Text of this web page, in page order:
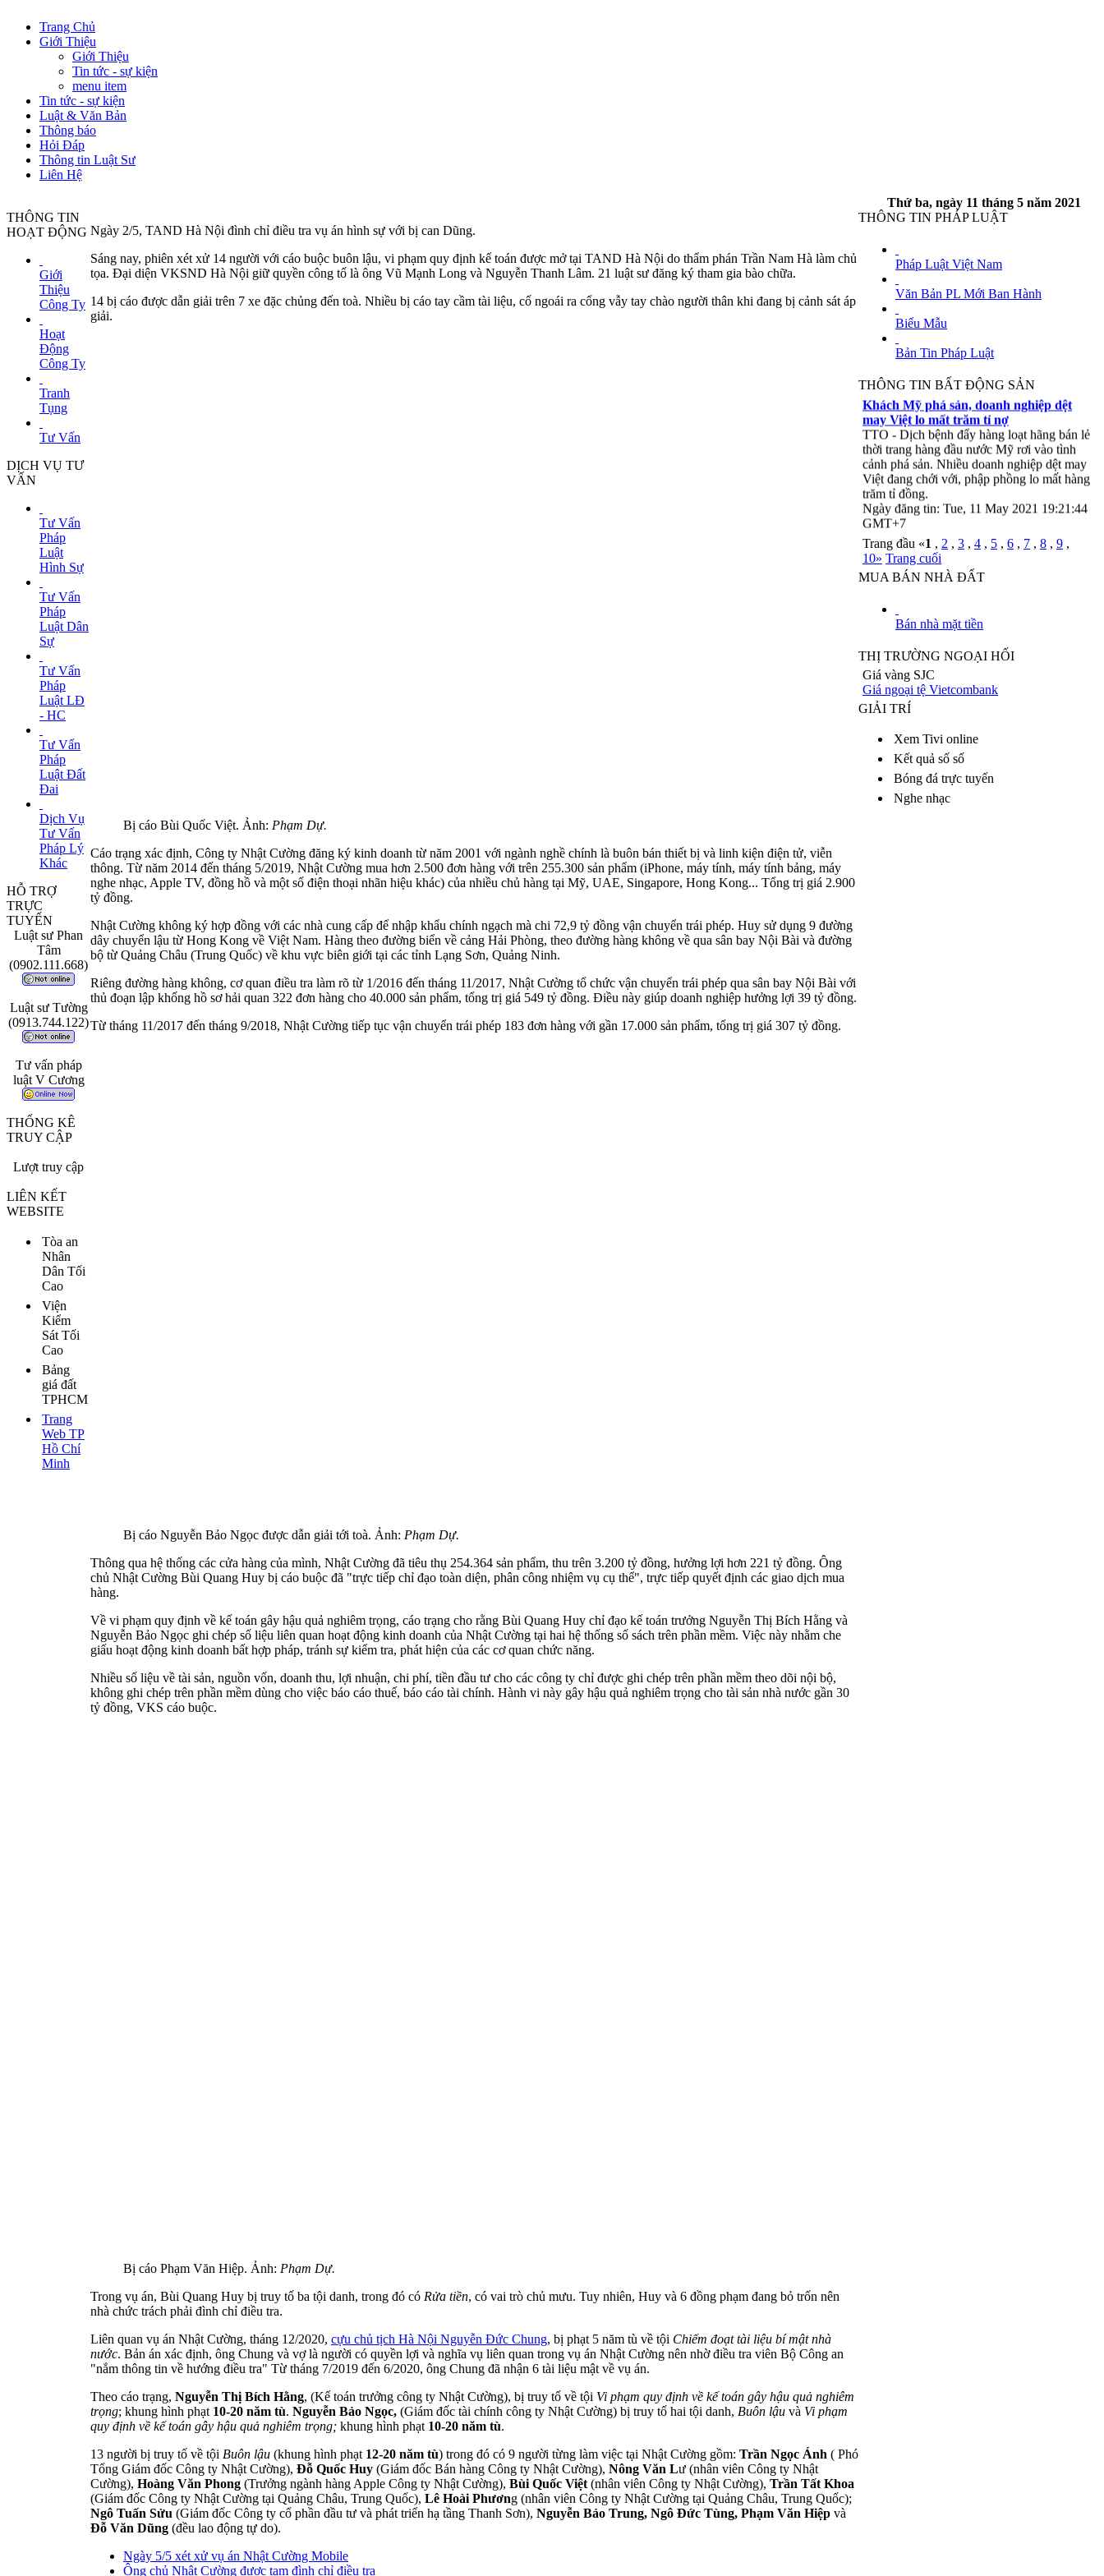
Trang Chủ
Giới Thiệu
Giới Thiệu
Tin tức - sự kiện
menu item
Tin tức - sự kiện
Luật & Văn Bản
Thông báo
Hỏi Đáp
Thông tin Luật Sư
Liên Hệ
Thứ ba, ngày 11 tháng 5 năm 2021
THÔNG TIN
HOẠT ĐỘNG
Giới
Thiệu
Công Ty
Hoạt
Động
Công Ty
Tranh
Tụng
Tư Vấn
DỊCH VỤ TƯ
VẤN
Tư Vấn
Pháp
Luật
Hình Sự
Tư Vấn
Pháp
Luật Dân
Sự
Tư Vấn
Pháp
Luật LĐ
- HC
Tư Vấn
Pháp
Luật Đất
Đai
Dịch Vụ
Tư Vấn
Pháp Lý
Khác
HỖ TRỢ
TRỰC
TUYẾN
Luật sư Phan
Tâm
(0902.111.668)
Luật sư Tường
(0913.744.122)
Tư vấn pháp
luật V Cương
THỐNG KÊ
TRUY CẬP
Lượt truy cập
LIÊN KẾT
WEBSITE
Tòa an
Nhân
Dân Tối
Cao
Viện
Kiểm
Sát Tối
Cao
Bảng
giá đất
TPHCM
Trang
Web TP
Hồ Chí
Minh
Ngày 2/5, TAND Hà Nội đình chỉ điều tra vụ án hình sự với bị can Dũng.
Sáng nay, phiên xét xử 14 người với cáo buộc buôn lậu, vi phạm quy định kế toán được mở tại TAND Hà Nội do thẩm phán Trần Nam Hà làm chủ
tọa. Đại diện VKSND Hà Nội giữ quyền công tố là ông Vũ Mạnh Long và Nguyễn Thanh Lâm. 21 luật sư đăng ký tham gia bào chữa.
14 bị cáo được dẫn giải trên 7 xe đặc chủng đến toà. Nhiều bị cáo tay cầm tài liệu, cố ngoái ra cổng vẫy tay chào người thân khi đang bị cảnh sát áp
giải.
Bị cáo Bùi Quốc Việt. Ảnh: Phạm Dự.
Cáo trạng xác định, Công ty Nhật Cường đăng ký kinh doanh từ năm 2001 với ngành nghề chính là buôn bán thiết bị và linh kiện điện tử, viễn
thông. Từ năm 2014 đến tháng 5/2019, Nhật Cường mua hơn 2.500 đơn hàng với trên 255.300 sản phẩm (iPhone, máy tính, máy tính bảng, máy
nghe nhạc, Apple TV, đồng hồ và một số điện thoại nhãn hiệu khác) của nhiều chủ hàng tại Mỹ, UAE, Singapore, Hong Kong... Tổng trị giá 2.900
tỷ đồng.
Nhật Cường không ký hợp đồng với các nhà cung cấp để nhập khẩu chính ngạch mà chi 72,9 tỷ đồng vận chuyển trái phép. Huy sử dụng 9 đường
dây chuyển lậu từ Hong Kong về Việt Nam. Hàng theo đường biển về cảng Hải Phòng, theo đường hàng không về qua sân bay Nội Bài và đường
bộ từ Quảng Châu (Trung Quốc) về khu vực biên giới tại các tỉnh Lạng Sơn, Quảng Ninh.
Riêng đường hàng không, cơ quan điều tra làm rõ từ 1/2016 đến tháng 11/2017, Nhật Cường tổ chức vận chuyển trái phép qua sân bay Nội Bài với
thủ đoạn lập khống hồ sơ hải quan 322 đơn hàng cho 40.000 sản phẩm, tổng trị giá 549 tỷ đồng. Điều này giúp doanh nghiệp hưởng lợi 39 tỷ đồng.
Từ tháng 11/2017 đến tháng 9/2018, Nhật Cường tiếp tục vận chuyển trái phép 183 đơn hàng với gần 17.000 sản phẩm, tổng trị giá 307 tỷ đồng.
Bị cáo Nguyễn Bảo Ngọc được dẫn giải tới toà. Ảnh: Phạm Dự.
Thông qua hệ thống các cửa hàng của mình, Nhật Cường đã tiêu thụ 254.364 sản phẩm, thu trên 3.200 tỷ đồng, hưởng lợi hơn 221 tỷ đồng. Ông
chủ Nhật Cường Bùi Quang Huy bị cáo buộc đã "trực tiếp chỉ đạo toàn diện, phân công nhiệm vụ cụ thể", trực tiếp quyết định các giao dịch mua
hàng.
Về vi phạm quy định về kế toán gây hậu quả nghiêm trọng, cáo trạng cho rằng Bùi Quang Huy chỉ đạo kế toán trưởng Nguyễn Thị Bích Hằng và
Nguyễn Bảo Ngọc ghi chép số liệu liên quan hoạt động kinh doanh của Nhật Cường tại hai hệ thống số sách trên phần mềm. Việc này nhằm che
giấu hoạt động kinh doanh bất hợp pháp, tránh sự kiểm tra, phát hiện của các cơ quan chức năng.
Nhiều số liệu về tài sản, nguồn vốn, doanh thu, lợi nhuận, chi phí, tiền đầu tư cho các công ty chỉ được ghi chép trên phần mềm theo dõi nội bộ,
không ghi chép trên phần mềm dùng cho việc báo cáo thuế, báo cáo tài chính. Hành vi này gây hậu quả nghiêm trọng cho tài sản nhà nước gần 30
tỷ đồng, VKS cáo buộc.
Bị cáo Phạm Văn Hiệp. Ảnh: Phạm Dự.
Trong vụ án, Bùi Quang Huy bị truy tố ba tội danh, trong đó có Rửa tiền, có vai trò chủ mưu. Tuy nhiên, Huy và 6 đồng phạm đang bỏ trốn nên
nhà chức trách phải đình chỉ điều tra.
Liên quan vụ án Nhật Cường, tháng 12/2020, cựu chủ tịch Hà Nội Nguyễn Đức Chung, bị phạt 5 năm tù về tội Chiếm đoạt tài liệu bí mật nhà
nước. Bản án xác định, ông Chung và vợ là người có quyền lợi và nghĩa vụ liên quan trong vụ án Nhật Cường nên nhờ điều tra viên Bộ Công an
"nắm thông tin về hướng điều tra" Từ tháng 7/2019 đến 6/2020, ông Chung đã nhận 6 tài liệu mật về vụ án.
Theo cáo trạng, Nguyễn Thị Bích Hằng, (Kế toán trưởng công ty Nhật Cường), bị truy tố về tội Vi phạm quy định về kế toán gây hậu quả nghiêm
trọng; khung hình phạt 10-20 năm tù. Nguyễn Bảo Ngọc, (Giám đốc tài chính công ty Nhật Cường) bị truy tố hai tội danh, Buôn lậu và Vi phạm
quy định về kế toán gây hậu quả nghiêm trọng; khung hình phạt 10-20 năm tù.
13 người bị truy tố về tội Buôn lậu (khung hình phạt 12-20 năm tù) trong đó có 9 người từng làm việc tại Nhật Cường gồm: Trần Ngọc Ánh ( Phó
Tổng Giám đốc Công ty Nhật Cường), Đỗ Quốc Huy (Giám đốc Bán hàng Công ty Nhật Cường), Nông Văn Lư (nhân viên Công ty Nhật
Cường), Hoàng Văn Phong (Trưởng ngành hàng Apple Công ty Nhật Cường), Bùi Quốc Việt (nhân viên Công ty Nhật Cường), Trần Tất Khoa
(Giám đốc Công ty Nhật Cường tại Quảng Châu, Trung Quốc), Lê Hoài Phương (nhân viên Công ty Nhật Cường tại Quảng Châu, Trung Quốc);
Ngô Tuấn Sửu (Giám đốc Công ty cổ phần đầu tư và phát triển hạ tầng Thanh Sơn), Nguyễn Bảo Trung, Ngô Đức Tùng, Phạm Văn Hiệp và
Đỗ Văn Dũng (đều lao động tự do).
Ngày 5/5 xét xử vụ án Nhật Cường Mobile
Ông chủ Nhật Cường được tạm đình chỉ điều tra
THÔNG TIN PHÁP LUẬT
Pháp Luật Việt Nam
Văn Bản PL Mới Ban Hành
Biểu Mẫu
Bản Tin Pháp Luật
THÔNG TIN BẤT ĐỘNG SẢN
Đề xuất cải tạo vỉa hè khu vực Hồ Con
Rùa bằng vốn xã hội hóa
TTO - Ngày 11-5, UBND quận 3 có văn
bản trình UBND TP.HCM về việc xin chủ
trương cải tạo, nâng cấp vỉa hè khu vực Hồ
Con Rùa bằng nguồn vốn xã hội hóa.
Ngày đăng tin: Tue, 11 May 2021 19:22:36
GMT+7
Khách Mỹ phá sản, doanh nghiệp dệt
may Việt lo mất trăm tỉ nợ
TTO - Dịch bệnh đẩy hàng loạt hãng bán lẻ
thời trang hàng đầu nước Mỹ rơi vào tình
cảnh phá sản. Nhiều doanh nghiệp dệt may
Việt đang chới với, phập phồng lo mất hàng
trăm tỉ đồng.
Ngày đăng tin: Tue, 11 May 2021 19:21:44
GMT+7
Cải tạo chung cư cũ: Hà Nội phân cấp
cho quận, huyện lựa chọn kiểm định
TTO - UBND TP Hà Nội phân cấp cho
UBND cấp quận, huyện lựa chọn đơn vị
khi kiểm định gửi kết quả về Sở Xây dựng
để bổ sung, điều chỉnh kế hoạch cải tạo, xây
dựng lại chung cư cũ.
Ngày đăng tin: Tue, 11 May 2021 19:20:51
GMT+7
Trang đầu «1 , 2 , 3 , 4 , 5 , 6 , 7 , 8 , 9 ,
10» Trang cuối
MUA BÁN NHÀ ĐẤT
Bán nhà mặt tiền
THỊ TRƯỜNG NGOẠI HỐI
Giá vàng SJC
Giá ngoại tệ Vietcombank
GIẢI TRÍ
Xem Tivi online
Kết quả số số
Bóng đá trực tuyến
Nghe nhạc